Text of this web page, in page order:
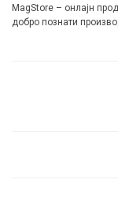
MagStore – онлајн
добро познати